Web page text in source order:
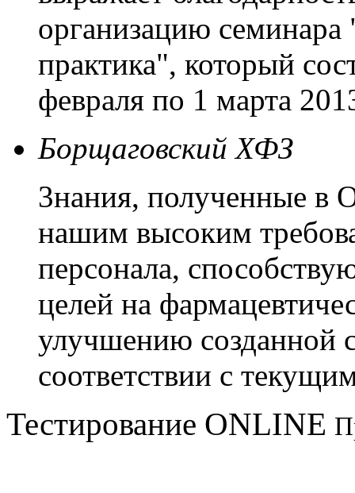
организацию
практика", который
февраля по 1 марта
Борщаговский ХФЗ
3нания, полученные в
нашим высоким
персонала,
целей на
улучшению созданной
соответствии с
Тестирование ONLINE